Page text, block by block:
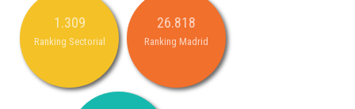
1.309
Ranking Sectorial
26.818
Ranking Madrid